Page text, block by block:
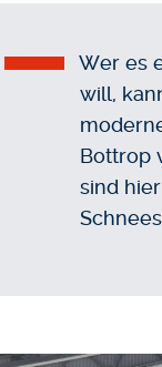
Wer es
will,
Bottrop
sind